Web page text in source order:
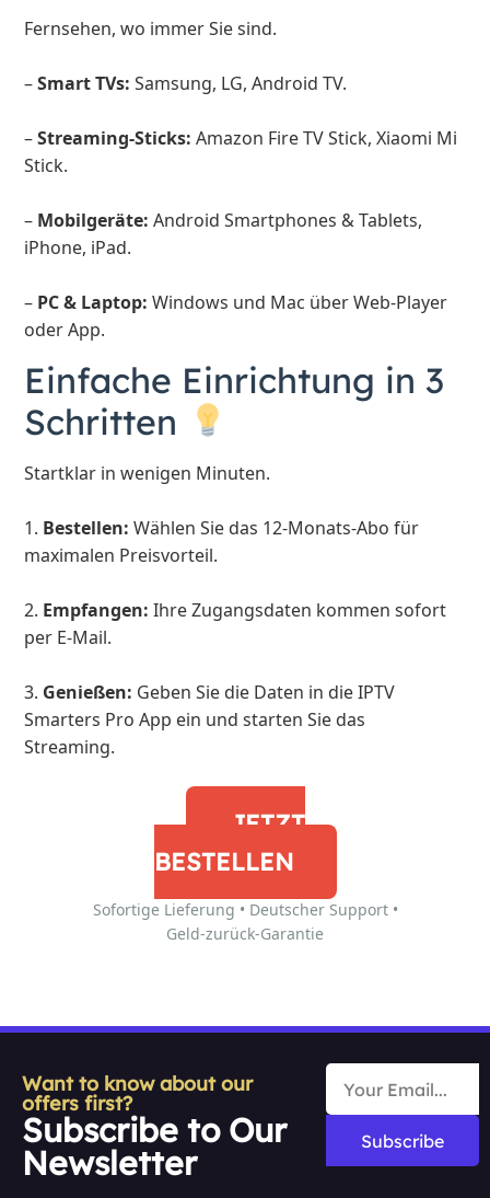
Fernsehen, wo immer Sie sind.
–Smart TVs: Samsung, LG, Android TV.
–Streaming-Sticks: Amazon Fire TV Stick, Xiaomi Mi
Stick.
– Mobilgeräte: Android Smartphones & Tablets,
iPhone, iPad.
– PC & Laptop: Windows und Mac über Web-Player
oder App.
Einfache Einrichtung in 3
Schritten
Startklar in wenigen Minuten.
1. Bestellen: Wählen Sie das 12-Monats-Abo für
maximalen Preisvorteil.
2. Empfangen: Ihre Zugangsdaten kommen sofort
per E-Mail.
3. Genießen: Geben Sie die Daten in die IPTV
Smarters Pro App ein und starten Sie das
Streaming.
JETZT
BESTELLEN
Sofortige Lieferung • Deutscher Support •
Geld-zurück-Garantie
Want to know about our
offers first?
Subscribe to Our
Newsletter
Subscribe